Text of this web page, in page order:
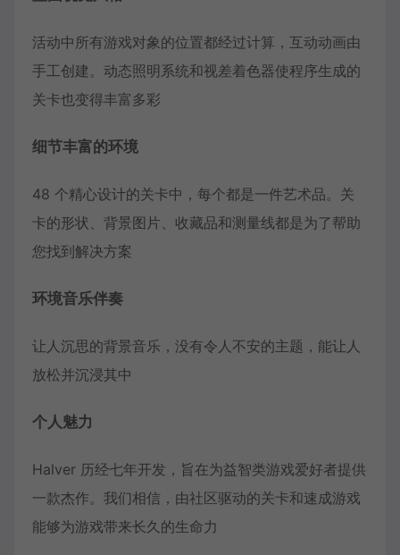
活动中所有游戏对象的位置都经过计算，互动动画由
手工创建。动态照明系统和视差着色器使程序生成的
关卡也变得丰富多彩
细节丰富的环境
48 个精心设计的关卡中，每个都是一件艺术品。关
卡的形状、背景图片、收藏品和测量线都是为了帮助
您找到解决方案
环境音乐伴奏
让人沉思的背景音乐，没有令人不安的主题，能让人
放松并沉浸其中
个人魅力
Halver 历经七年开发，旨在为益智类游戏爱好者提供
一款杰作。我们相信，由社区驱动的关卡和速成游戏
能够为游戏带来长久的生命力